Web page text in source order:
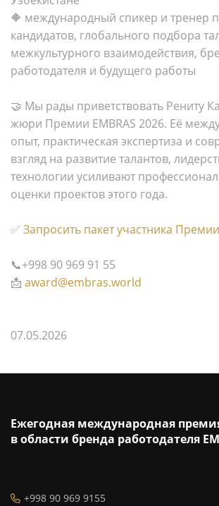
🔶 международный спикер и тренер
кандидатов, глобального подбора
межкультурного взаимодействия,
работодателя и будущего работы
🤝 Мы рады приветствовать Рениту
жюри Премии EMBRAS 2026. Её
опыт, практическая экспертиза и
взгляд на развитие талантов,
технологии усиливают
оценки проектов этого года.
✅ Запросить пакет участника Премии
📞+998 90 969 91 55
📩 award@embras.world
07.05.2026
Ежегодная международная
в области бренда работодателя
+998 90 969 9155